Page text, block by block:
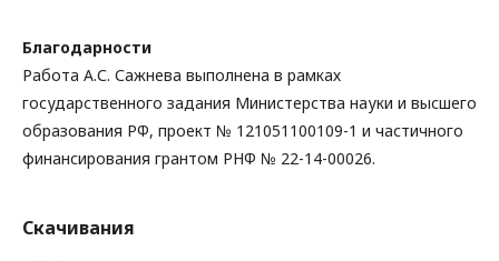
Благодарности
Работа А.С. Сажнева выполнена в рамках
государственного задания Министерства науки и высшего
образования РФ, проект № 121051100109-1 и частичного
финансирования грантом РНФ № 22-14-00026.
Скачивания